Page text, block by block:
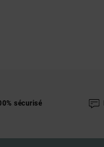
sécurisé